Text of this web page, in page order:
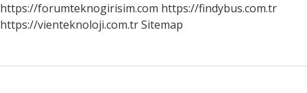
https://forumteknogirisim.com https://findybus.com.tr
https://vienteknoloji.com.trSitemap